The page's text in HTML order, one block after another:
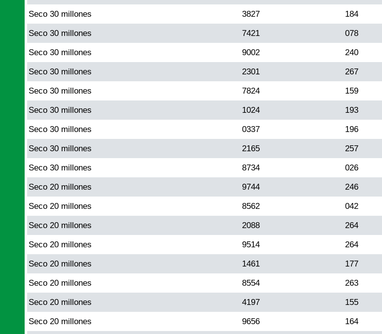
Seco 30 millones 3827 184
Seco 30 millones 7421 078
Seco 30 millones 9002 240
Seco 30 millones 2301 267
Seco 30 millones 7824 159
Seco 30 millones 1024 193
Seco 30 millones 0337 196
Seco 30 millones 2165 257
Seco 30 millones 8734 026
Seco 20 millones 9744 246
Seco 20 millones 8562 042
Seco 20 millones 2088 264
Seco 20 millones 9514 264
Seco 20 millones 1461 177
Seco 20 millones 8554 263
Seco 20 millones 4197 155
Seco 20 millones 9656 164